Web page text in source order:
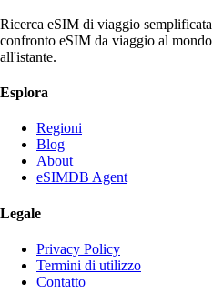
Ricerca eSIM di viaggio
confronto eSIM da viaggio al
all'istante.
Esplora
Regioni
Blog
About
eSIMDB Agent
Legale
Privacy Policy
Termini di utilizzo
Contatto